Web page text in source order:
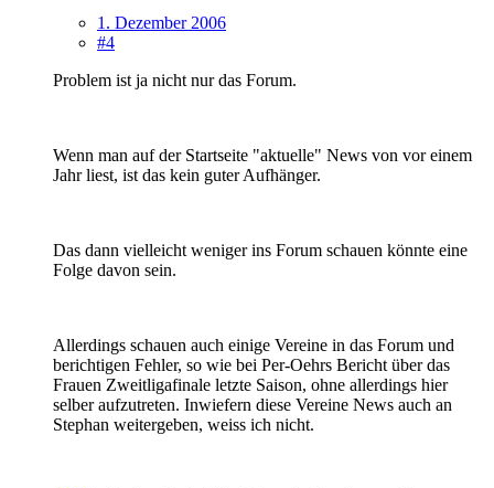
1. Dezember 2006
#4
Problem ist ja nicht nur das Forum.
Wenn man auf der Startseite "aktuelle" News von vor einem
Jahr liest, ist das kein guter Aufhänger.
Das dann vielleicht weniger ins Forum schauen könnte eine
Folge davon sein.
Allerdings schauen auch einige Vereine in das Forum und
berichtigen Fehler, so wie bei Per-Oehrs Bericht über das
Frauen Zweitligafinale letzte Saison, ohne allerdings hier
selber aufzutreten. Inwiefern diese Vereine News auch an
Stephan weitergeben, weiss ich nicht.